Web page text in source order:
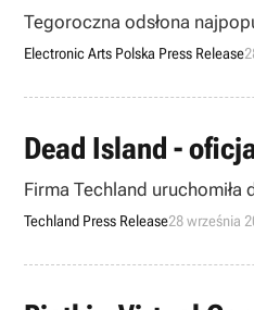
Tegoroczna odsłona
Electronic Arts Polska Press Release
Dead Island -
Firma Techland uruchomiła
Techland Press Release28 września